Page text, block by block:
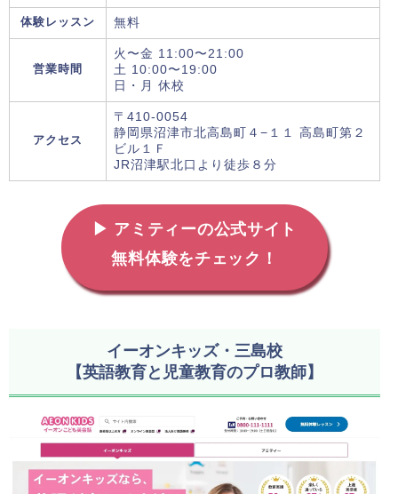
体験レッスン 無料
営業時間
火〜金 11:00〜21:00
土 10:00〜19:00
日・月 休校
アクセス
〒410-0054
静岡県沼津市北高島町４−１１ 高島町第２
ビル１Ｆ
JR沼津駅北口より徒歩８分
▶ アミティーの公式サイト
無料体験をチェック！
イーオンキッズ・三島校
【英語教育と児童教育のプロ教師】